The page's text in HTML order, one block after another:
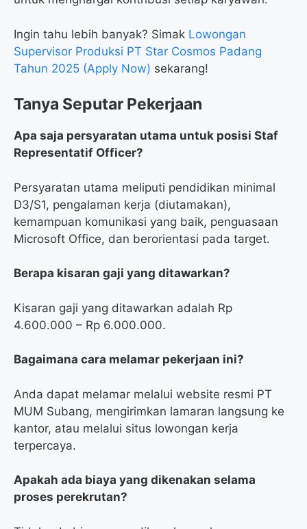
Ingin tahu lebih banyak? Simak Lowongan
Supervisor Produksi PT Star Cosmos Padang
Tahun 2025 (Apply Now) sekarang!
Tanya Seputar Pekerjaan
Apa saja persyaratan utama untuk posisi Staf
Representatif Officer?
Persyaratan utama meliputi pendidikan minimal
D3/S1, pengalaman kerja (diutamakan),
kemampuan komunikasi yang baik, penguasaan
Microsoft Office, dan berorientasi pada target.
Berapa kisaran gaji yang ditawarkan?
Kisaran gaji yang ditawarkan adalah Rp
4.600.000 – Rp 6.000.000.
Bagaimana cara melamar pekerjaan ini?
Anda dapat melamar melalui website resmi PT
MUM Subang, mengirimkan lamaran langsung ke
kantor, atau melalui situs lowongan kerja
terpercaya.
Apakah ada biaya yang dikenakan selama
proses perekrutan?